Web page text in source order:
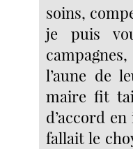
soins,
je puis
l’aune de
maire fit
d’accord
fallait le